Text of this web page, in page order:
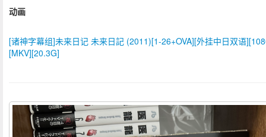
动画
[诸神字幕组]未来日记 未来日記 (2011)[1-26+OVA][外挂中日双语
[MKV][20.3G]